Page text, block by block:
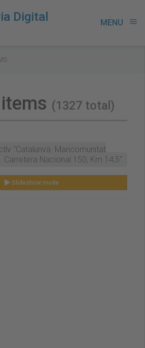
Digital
MENU menu
(1327 total)
"Catalunya. Mancomunitat
Carretera Nacional 150, Km.14,5"
Slideshow mode